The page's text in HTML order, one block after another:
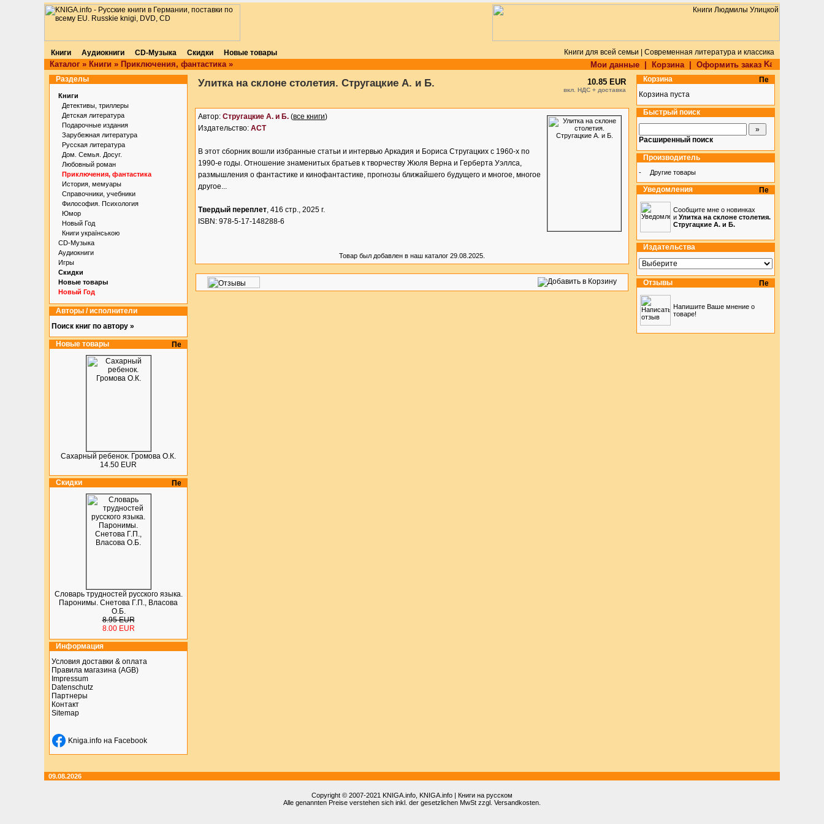
Книги Аудиокниги CD-Музыка Скидки Новые товары Книги для всей семьи | Современная литература и классика
Каталог » Книги » Приключения, фантастика» Мои данные Корзина| Оформить заказ
Разделы
Книги
Детективы, триллеры
Детская литература
Подарочные издания
Зарубежная литература
Русская литература
Дом. Семья. Досуг.
Любовный роман
Приключения, фантастика
История, мемуары
Справочники, учебники
Философия. Психология
Юмор
Новый Год
Книги українською
CD-Музыка
Аудиокниги
Игры
Скидки
Новые товары
Новый Год
Авторы / исполнители
Поиск книг по автору »
Новые товары
Сахарный ребенок. Громова О.К.
14.50 EUR
Скидки
Словарь трудностей русского языка.
Паронимы. Снетова Г.П., Власова
О.Б.
8.95 EUR
8.00 EUR
Информация
Условия доставки & оплата
Правила магазина (AGB)
Impressum
Datenschutz
Партнеры
Контакт
Sitemap
Kniga.info на Facebook
Улитка на склоне столетия. Стругацкие А. и Б. 10.85 EUR
вкл. НДС + доставка
Автор: Стругацкие А. и Б. (все книги)
Издательство: АСТ
В этот сборник вошли избранные статьи и интервью Аркадия и Бориса Стругацких с 1960-х по
1990-е годы. Отношение знаменитых братьев к творчеству Жюля Верна и Герберта Уэллса,
размышления о фантастике и кинофантастике, прогнозы ближайшего будущего и многое, многое
другое...
Твердый переплет, 416 стр., 2025 г.
ISBN: 978-5-17-148288-6
Товар был добавлен в наш каталог 29.08.2025.
Корзина
Корзина пуста
Быстрый поиск
Расширенный поиск
Производитель
- Другие товары
Уведомления
Сообщите мне о новинках
и Улитка на склоне столетия.
Стругацкие А. и Б.
Издательства
Отзывы
Напишите Ваше мнение о
товаре!
09.08.2026
Copyright © 2007-2021 KNIGA.info , KNIGA.info | Книги на русском
Alle genannten Preise verstehen sich inkl. der gesetzlichen MwSt zzgl. Versandkosten.